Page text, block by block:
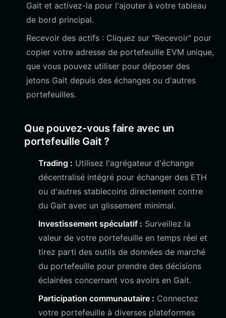
Gait et activez-la pour l'ajouter à votre tableau
de bord principal.
Recevoir des actifs : Cliquez sur "Recevoir" pour
copier votre adresse de portefeuille EVM unique,
que vous pouvez utiliser pour déposer des
jetons Gait depuis des échanges ou d'autres
portefeuilles.
Que pouvez-vous faire avec un
portefeuille Gait ?
Trading : Utilisez l'agrégateur d'échange
décentralisé intégré pour échanger des ETH
ou d'autres stablecoins directement contre
du Gait avec un glissement minimal.
Investissement spéculatif : Surveillez la
valeur de votre portefeuille en temps réel et
tirez parti des outils de données de marché
du portefeuille pour prendre des décisions
éclairées concernant vos avoirs en Gait.
Participation communautaire : Connectez
votre portefeuille à diverses plateformes